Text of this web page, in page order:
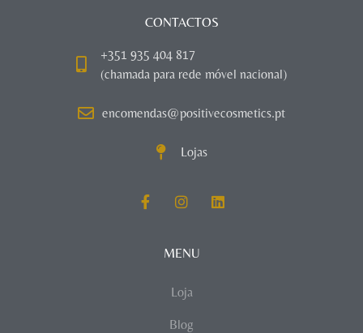
CONTACTOS
+351 935 404 817
(chamada para rede móvel nacional)
encomendas@positivecosmetics.pt
Lojas
MENU
Loja
Blog